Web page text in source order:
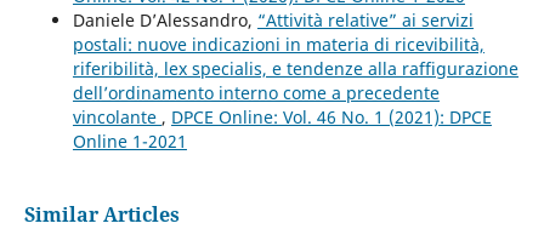
Daniele D’Alessandro, “Attività relative” ai servizi
postali: nuove indicazioni in materia di ricevibilità,
riferibilità, lex specialis, e tendenze alla raffigurazione
dell’ordinamento interno come a precedente
vincolante , DPCE Online: Vol. 46 No. 1 (2021): DPCE
Online 1-2021
Similar Articles